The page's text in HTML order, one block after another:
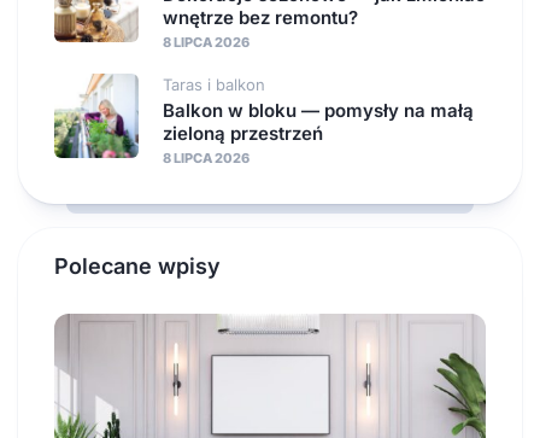
wnętrze bez remontu?
8 LIPCA 2026
Taras i balkon
Balkon w bloku — pomysły na małą
zieloną przestrzeń
8 LIPCA 2026
Polecane wpisy